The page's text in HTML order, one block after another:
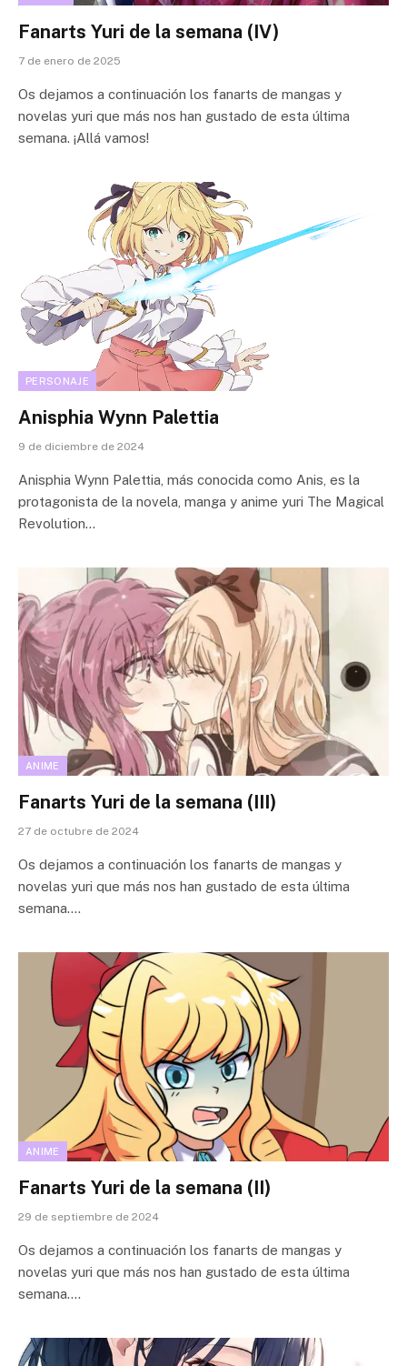
Fanarts Yuri de la semana (IV)
7 de enero de 2025
Os dejamos a continuación los fanarts de mangas y
novelas yuri que más nos han gustado de esta última
semana. ¡Allá vamos!
PERSONAJE
Anisphia Wynn Palettia
9 de diciembre de 2024
Anisphia Wynn Palettia, más conocida como Anis, es la
protagonista de la novela, manga y anime yuri The Magical
Revolution…
ANIME
Fanarts Yuri de la semana (III)
27 de octubre de 2024
Os dejamos a continuación los fanarts de mangas y
novelas yuri que más nos han gustado de esta última
semana.…
ANIME
Fanarts Yuri de la semana (II)
29 de septiembre de 2024
Os dejamos a continuación los fanarts de mangas y
novelas yuri que más nos han gustado de esta última
semana.…